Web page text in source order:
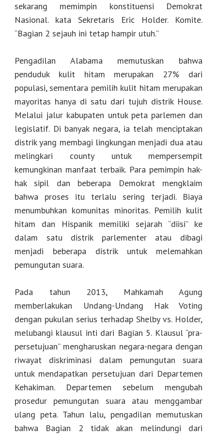
sekarang memimpin konstituensi Demokrat
Nasional. kata Sekretaris Eric Holder. Komite.
“Bagian 2 sejauh ini tetap hampir utuh.”
Pengadilan Alabama memutuskan bahwa
penduduk kulit hitam merupakan 27% dari
populasi, sementara pemilih kulit hitam merupakan
mayoritas hanya di satu dari tujuh distrik House.
Melalui jalur kabupaten untuk peta parlemen dan
legislatif. Di banyak negara, ia telah menciptakan
distrik yang membagi lingkungan menjadi dua atau
melingkari county untuk mempersempit
kemungkinan manfaat terbaik. Para pemimpin hak-
hak sipil dan beberapa Demokrat mengklaim
bahwa proses itu terlalu sering terjadi. Biaya
menumbuhkan komunitas minoritas. Pemilih kulit
hitam dan Hispanik memiliki sejarah “diisi” ke
dalam satu distrik parlementer atau dibagi
menjadi beberapa distrik untuk melemahkan
pemungutan suara.
Pada tahun 2013, Mahkamah Agung
memberlakukan Undang-Undang Hak Voting
dengan pukulan serius terhadap Shelby vs. Holder,
melubangi klausul inti dari Bagian 5. Klausul “pra-
persetujuan” mengharuskan negara-negara dengan
riwayat diskriminasi dalam pemungutan suara
untuk mendapatkan persetujuan dari Departemen
Kehakiman. Departemen sebelum mengubah
prosedur pemungutan suara atau menggambar
ulang peta. Tahun lalu, pengadilan memutuskan
bahwa Bagian 2 tidak akan melindungi dari